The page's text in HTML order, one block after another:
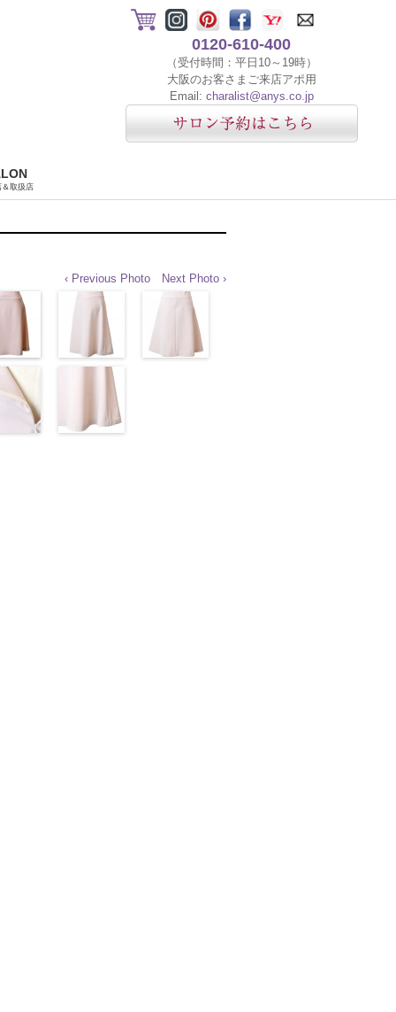
0120-610-400
（受付時間：平日10～19時）
大阪のお客さまご来店アポ用
Email: charalist@anys.co.jp
＆取扱店
‹ Previous Photo Next Photo ›